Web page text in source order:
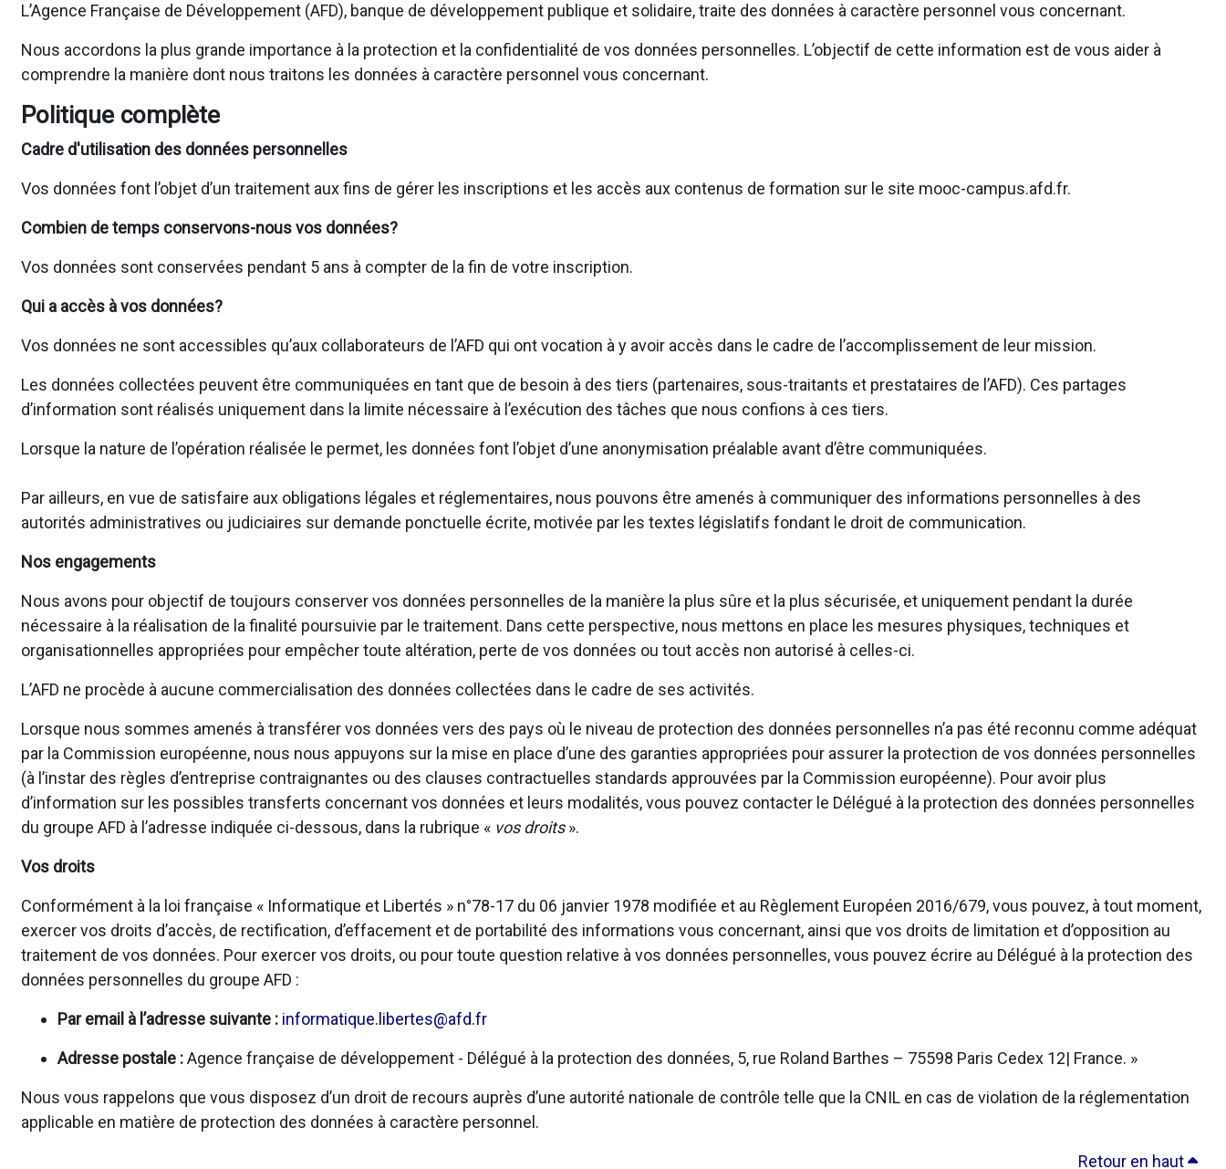
L’Agence Française de Développement (AFD), banque de développement publique et solidaire, traite des données à caractère personnel vous concernant.
Nous accordons la plus grande importance à la protection et la confidentialité de vos données personnelles. L’objectif de cette information est de vous aider à
comprendre la manière dont nous traitons les données à caractère personnel vous concernant.
Politique complète
Cadre d'utilisation des données personnelles
Vos données font l’objet d’un traitement aux fins de gérer les inscriptions et les accès aux contenus de formation sur le site mooc-campus.afd.fr.
Combien de temps conservons-nous vos données?
Vos données sont conservées pendant 5 ans à compter de la fin de votre inscription.
Qui a accès à vos données?
Vos données ne sont accessibles qu’aux collaborateurs de l’AFD qui ont vocation à y avoir accès dans le cadre de l’accomplissement de leur mission.
Les données collectées peuvent être communiquées en tant que de besoin à des tiers (partenaires, sous-traitants et prestataires de l’AFD). Ces partages
d’information sont réalisés uniquement dans la limite nécessaire à l’exécution des tâches que nous confions à ces tiers.
Lorsque la nature de l’opération réalisée le permet, les données font l’objet d’une anonymisation préalable avant d’être communiquées.
Par ailleurs, en vue de satisfaire aux obligations légales et réglementaires, nous pouvons être amenés à communiquer des informations personnelles à des
autorités administratives ou judiciaires sur demande ponctuelle écrite, motivée par les textes législatifs fondant le droit de communication.
Nos engagements
Nous avons pour objectif de toujours conserver vos données personnelles de la manière la plus sûre et la plus sécurisée, et uniquement pendant la durée
nécessaire à la réalisation de la finalité poursuivie par le traitement. Dans cette perspective, nous mettons en place les mesures physiques, techniques et
organisationnelles appropriées pour empêcher toute altération, perte de vos données ou tout accès non autorisé à celles-ci.
L’AFD ne procède à aucune commercialisation des données collectées dans le cadre de ses activités.
Lorsque nous sommes amenés à transférer vos données vers des pays où le niveau de protection des données personnelles n’a pas été reconnu comme adéquat
par la Commission européenne, nous nous appuyons sur la mise en place d’une des garanties appropriées pour assurer la protection de vos données personnelles
(à l’instar des règles d’entreprise contraignantes ou des clauses contractuelles standards approuvées par la Commission européenne). Pour avoir plus
d’information sur les possibles transferts concernant vos données et leurs modalités, vous pouvez contacter le Délégué à la protection des données personnelles
du groupe AFD à l’adresse indiquée ci-dessous, dans la rubrique « vos droits».
Vos droits
Conformément à la loi française « Informatique et Libertés » n°78-17 du 06 janvier 1978 modifiée et au Règlement Européen 2016/679, vous pouvez, à tout moment,
exercer vos droits d’accès, de rectification, d’effacement et de portabilité des informations vous concernant, ainsi que vos droits de limitation et d’opposition au
traitement de vos données. Pour exercer vos droits, ou pour toute question relative à vos données personnelles, vous pouvez écrire au Délégué à la protection des
données personnelles du groupe AFD :
Par email à l’adresse suivante : informatique.libertes@afd.fr
Adresse postale :Agence française de développement - Délégué à la protection des données, 5, rue Roland Barthes – 75598 Paris Cedex 12| France. »
Nous vous rappelons que vous disposez d’un droit de recours auprès d’une autorité nationale de contrôle telle que la CNIL en cas de violation de la réglementation
applicable en matière de protection des données à caractère personnel.
Retour en haut